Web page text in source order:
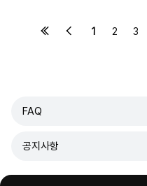
1 2 3
FAQ
공지사항